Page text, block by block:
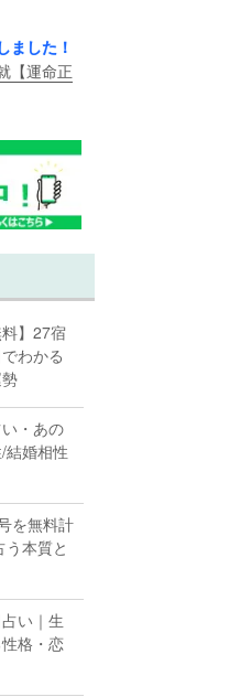
ました！
【運命正
】27宿
わかる
・あの
結婚相性
を無料計
本質と
い｜生
格・恋